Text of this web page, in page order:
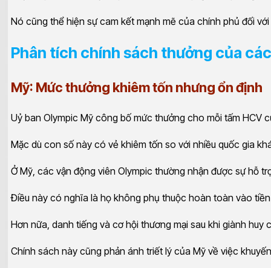
Nó cũng thể hiện sự cam kết mạnh mẽ của chính phủ đối
Phân tích chính sách thưởng của
Mỹ: Mức thưởng khiêm tốn nhưng ổn định
Uỷ ban Olympic Mỹ công bố mức thưởng cho mỗi tấm HCV
Mặc dù con số này có vẻ khiêm tốn so với nhiều quốc gia
Ở Mỹ, các vận động viên Olympic thường nhận được sự hỗ
Điều này có nghĩa là họ không phụ thuộc hoàn toàn vào
Hơn nữa, danh tiếng và cơ hội thương mại sau khi giành
Chính sách này cũng phản ánh triết lý của Mỹ về việc